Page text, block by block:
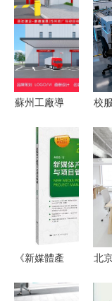
蘇州工廠導
年德企康德
瑞恩新廠標
識如何以專
業設計詮釋
工業美學
校
到
業
《新媒體產
北